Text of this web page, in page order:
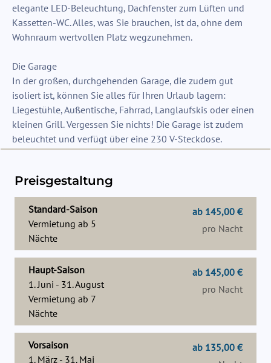
elegante LED-Beleuchtung, Dachfenster zum Lüften und
Kassetten-WC. Alles, was Sie brauchen, ist da, ohne dem
Wohnraum wertvollen Platz wegzunehmen.
Die Garage
In der großen, durchgehenden Garage, die zudem gut
isoliert ist, können Sie alles für Ihren Urlaub lagern:
Liegestühle, Außentische, Fahrrad, Langlaufskis oder einen
kleinen Grill. Vergessen Sie nichts! Die Garage ist zudem
beleuchtet und verfügt über eine 230 V-Steckdose.
Preisgestaltung
Standard-Saison
Vermietung ab 5
Nächte
ab 145,00 €
pro Nacht
Haupt-Saison
1. Juni - 31. August
Vermietung ab 7
Nächte
ab 145,00 €
pro Nacht
Vorsaison
1. März - 31. Mai
ab 135,00 €